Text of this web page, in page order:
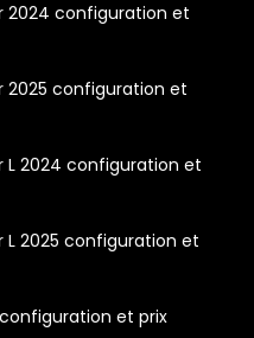
2024 configuration et
2025 configuration et
L 2024 configuration et
L 2025 configuration et
et prix